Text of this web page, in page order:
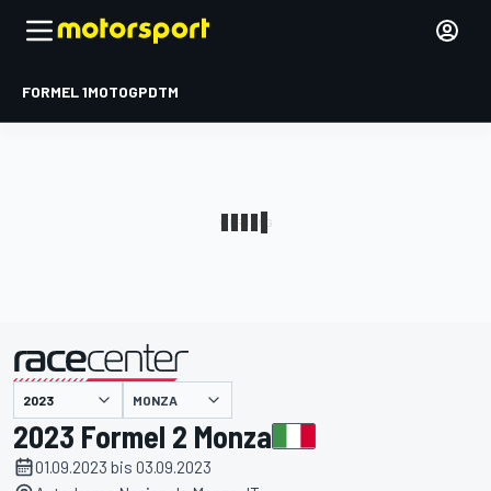
FORMEL 1MOTOGPDTM
MONZA
2023 Formel 2 Monza
01.09.2023 bis 03.09.2023